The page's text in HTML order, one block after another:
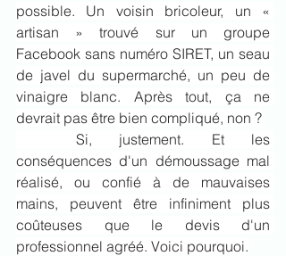
possible. Un voisin bricoleur, un «
artisan » trouvé sur un groupe
Facebook sans numéro SIRET, un seau
de javel du supermarché, un peu de
vinaigre blanc. Après tout, ça ne
devrait pas être bien compliqué, non ?
conséquences d'un démoussage mal
réalisé, ou confié à de mauvaises
mains, peuvent être infiniment plus
coûteuses que le devis d'un
professionnel agréé. Voici pourquoi.